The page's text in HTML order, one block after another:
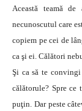
Această teamă
necunoscutul care
copiem pe cei de
ca şi ei. Călători
Şi ca să te convingi
călătorule? Spre
puţin. Dar peste